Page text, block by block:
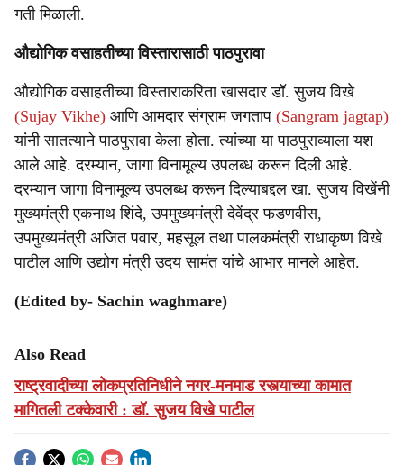
गती मिळाली.
औद्योगिक वसाहतीच्या विस्तारासाठी पाठपुरावा
औद्योगिक वसाहतीच्या विस्ताराकरिता खासदार डॉ. सुजय विखे
(Sujay Vikhe) आणि आमदार संग्राम जगताप (Sangram jagtap)
यांनी सातत्याने पाठपुरावा केला होता. त्यांच्या या पाठपुराव्याला यश
आले आहे. दरम्यान, जागा विनामूल्य उपलब्ध करून दिली आहे.
दरम्यान जागा विनामूल्य उपलब्ध करून दिल्याबद्दल खा. सुजय विखेंनी
मुख्यमंत्री एकनाथ शिंदे, उपमुख्यमंत्री देवेंद्र फडणवीस,
उपमुख्यमंत्री अजित पवार, महसूल तथा पालकमंत्री राधाकृष्ण विखे
पाटील आणि उद्योग मंत्री उदय सामंत यांचे आभार मानले आहेत.
(Edited by- Sachin waghmare)
Also Read
राष्ट्रवादीच्या लोकप्रतिनिधीने नगर-मनमाड रस्त्याच्या कामात
मागितली टक्केवारी : डॉ. सुजय विखे पाटील